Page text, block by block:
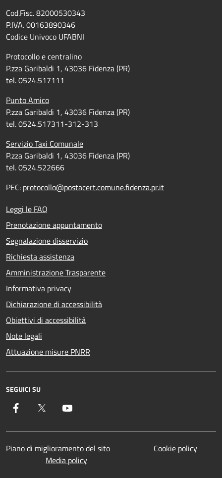
Cod.Fisc. 82000530343
P.IVA. 00163890346
Codice Univoco UFABNI
Protocollo e centralino
P.zza Garibaldi 1, 43036 Fidenza (PR)
tel. 0524.517111
Punto Amico
P.zza Garibaldi 1, 43036 Fidenza (PR)
tel. 0524.517311-312-313
Servizio Taxi Comunale
P.zza Garibaldi 1, 43036 Fidenza (PR)
tel. 0524.522666
PEC: protocollo@postacert.comune.fidenza.pr.it
Leggi le FAQ
Prenotazione appuntamento
Segnalazione disservizio
Richiesta assistenza
Amministrazione Trasparente
Informativa privacy
Dichiarazione di accessibilità
Obiettivi di accessibilità
Note legali
Attuazione misure PNRR
SEGUICI SU
Facebook Twitter
Piano di miglioramento del sito
Cookie policy
Media policy